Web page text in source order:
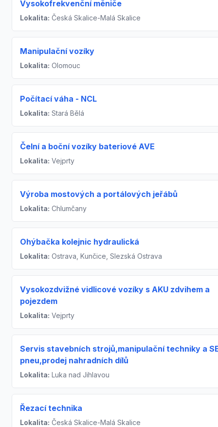
Vysokofrekvenční měniče
Lokalita: Česká Skalice-Malá Skalice
Manipulační vozíky
Lokalita: Olomouc
Počítací váha - NCL
Lokalita: Stará Bělá
Čelní a boční vozíky bateriové AVE
Lokalita: Vejprty
Výroba mostových a portálových jeřábů
Lokalita: Chlumčany
Ohýbačka kolejnic hydraulická
Lokalita: Ostrava, Kunčice, Slezská Ostrava
Vysokozdvižné vidlicové vozíky s AKU zdvihem a
pojezdem
Lokalita: Vejprty
Servis stavebních strojů,manipulační techniky a
pneu,prodej nahradních dílů
Lokalita: Luka nad Jihlavou
Řezací technika
Lokalita: Česká Skalice-Malá Skalice